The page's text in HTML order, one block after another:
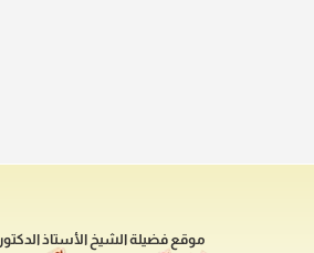
موقع فضيلة الشيخ الأستاذ الدكتور